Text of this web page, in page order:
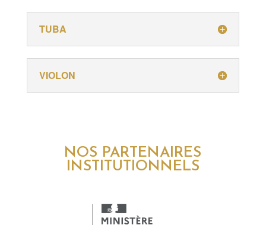
TUBA
VIOLON
NOS PARTENAIRES
INSTITUTIONNELS